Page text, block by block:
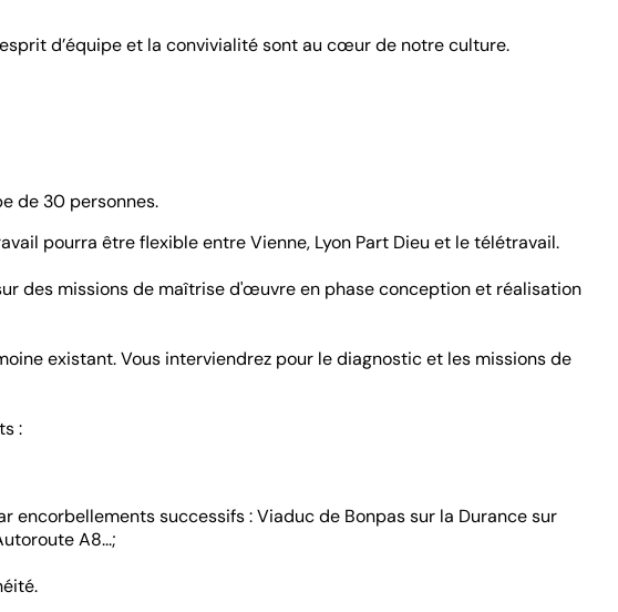
d’équipe et la convivialité sont au cœur de notre culture.
de 30 personnes.
pourra être flexible entre Vienne, Lyon Part Dieu et le télétravail.
des missions de maîtrise d'œuvre en phase conception et réalisation
existant. Vous interviendrez pour le diagnostic et les missions de
:
successifs : Viaduc de Bonpas sur la Durance sur
A8...;